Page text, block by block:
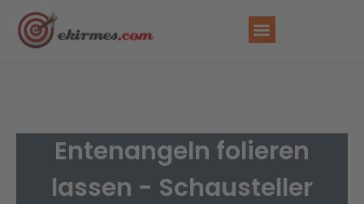
Entenangeln folieren
lassen - Schausteller